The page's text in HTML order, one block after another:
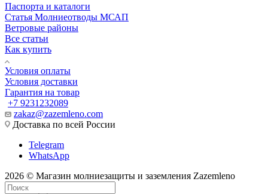
Паспорта и каталоги
Статья Молниеотводы МСАП
Ветровые районы
Все статьи
Как купить
Условия оплаты
Условия доставки
Гарантия на товар
+7 9231232089
zakaz@zazemleno.com
Доставка по всей России
Telegram
WhatsApp
2026 © Магазин молниезащиты и заземления Zazemleno